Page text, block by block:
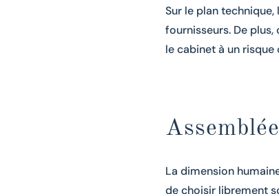
Sur le plan
fournisseurs. De
le cabinet à un
La dimension
de choisir librement